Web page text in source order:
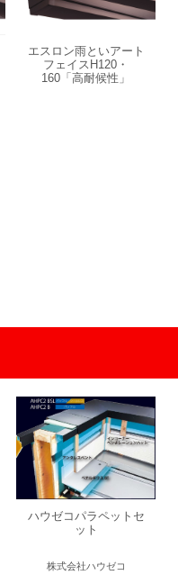
エスロン雨といアート
フェイスH120・
160「高耐候性」
ハウゼコパラペットセ
ット
株式会社ハウゼコ